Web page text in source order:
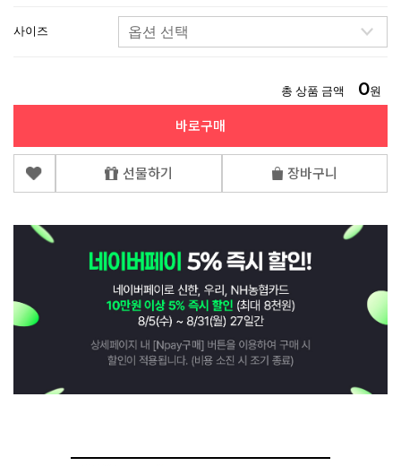
사이즈
총 상품 금액 0원
바로구매
선물하기 장바구니